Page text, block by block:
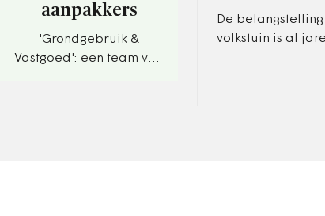
aanpakkers
'Grondgebruik &
Vastgoed': een team van
De
volkstuin is al